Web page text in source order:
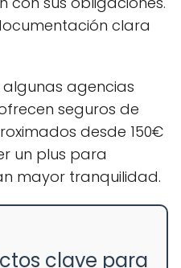
clara
agencias
seguros de
desde 150€
un plus para
mayor tranquilidad.
clave para